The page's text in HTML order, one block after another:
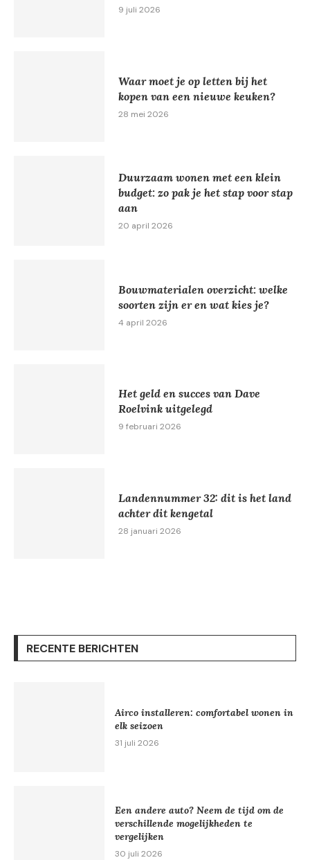
9 juli 2026
Waar moet je op letten bij het
kopen van een nieuwe keuken?
28 mei 2026
Duurzaam wonen met een klein
budget: zo pak je het stap voor stap
aan
20 april 2026
Bouwmaterialen overzicht: welke
soorten zijn er en wat kies je?
4 april 2026
Het geld en succes van Dave
Roelvink uitgelegd
9 februari 2026
Landennummer 32: dit is het land
achter dit kengetal
28 januari 2026
RECENTE BERICHTEN
Airco installeren: comfortabel wonen in
elk seizoen
31 juli 2026
Een andere auto? Neem de tijd om de
verschillende mogelijkheden te
vergelijken
30 juli 2026